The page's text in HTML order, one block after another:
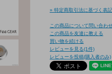
» 特定商取引法に基づく表
この商品について問い合わ
この商品を友達に教える
買い物を続ける
レビューを見る(1件)
レビューを投稿(購入者のみ)